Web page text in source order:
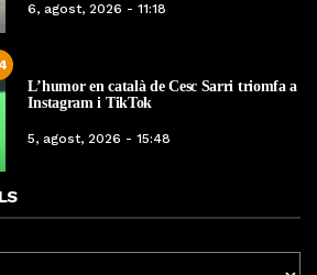
6, agost, 2026 - 11:18
L’humor en català de Cesc Sarri triomfa a
Instagram i TikTok
5, agost, 2026 - 15:48